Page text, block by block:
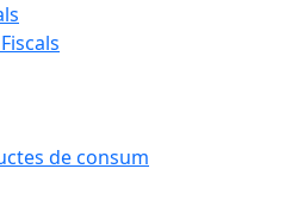
de consum